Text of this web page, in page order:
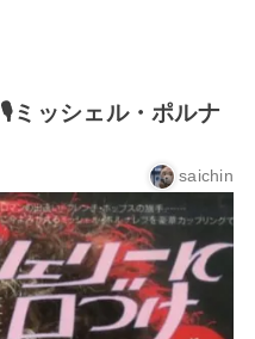
🎙ミッシェル・ポルナ
saichin